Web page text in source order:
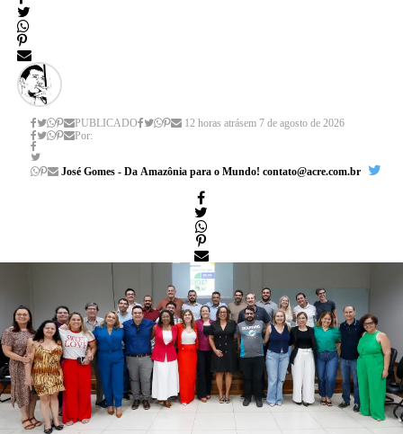
PUBLICADO 12 horas atrásem 7 de agosto de 2026
Por:
José Gomes - Da Amazônia para o Mundo! contato@acre.com.br